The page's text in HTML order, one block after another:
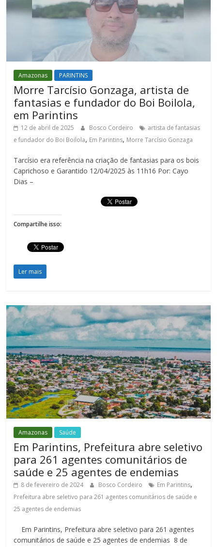
Amazonas PARINTINS
Morre Tarcísio Gonzaga, artista de
fantasias e fundador do Boi Boilola,
em Parintins
12 de abril de 2025 Bosco Cordeiro
artista de fantasias
e fundador do Boi Boilola, Em Parintins, Morre Tarcísio Gonzaga
Tarcísio era referência na criação de fantasias para os bois
Caprichoso e Garantido 12/04/2025 às 11h16 Por: Cayo
Dias –
Compartilhe isso:
Ler mais
Amazonas Saúde
Em Parintins, Prefeitura abre seletivo
para 261 agentes comunitários de
saúde e 25 agentes de endemias
8 de fevereiro de 2024 Bosco Cordeiro Em Parintins,
Prefeitura abre seletivo para 261 agentes comunitários de saúde e
25 agentes de endemias
Em Parintins, Prefeitura abre seletivo para 261 agentes
comunitários de saúde e 25 agentes de endemias 8 de